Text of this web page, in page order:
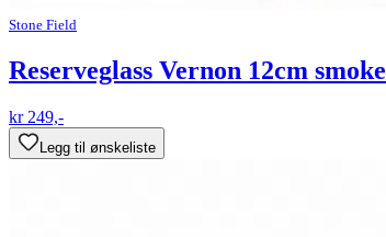
Stone Field
Reserveglass Vernon 12cm smoke
kr 249,-
Legg til ønskeliste